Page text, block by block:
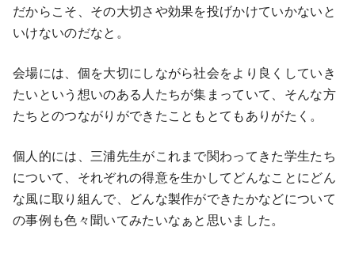
だからこそ、その大切さや効果を投げかけていかないと
いけないのだなと。
会場には、個を大切にしながら社会をより良くしていき
たいという想いのある人たちが集まっていて、そんな方
たちとのつながりができたこともとてもありがたく。
個人的には、三浦先生がこれまで関わってきた学生たち
について、それぞれの得意を生かしてどんなことにどん
な風に取り組んで、どんな製作ができたかなどについて
の事例も色々聞いてみたいなぁと思いました。